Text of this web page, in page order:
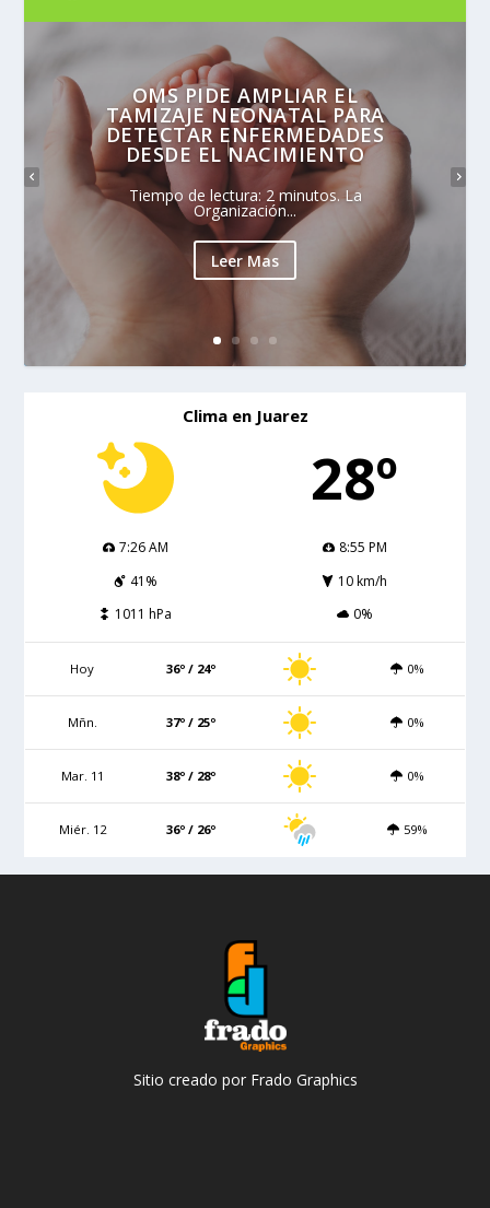
OMS PIDE AMPLIAR EL
TAMIZAJE NEONATAL PARA
DETECTAR ENFERMEDADES
DESDE EL NACIMIENTO
Tiempo de lectura: 2 minutos. La
Organización...
Leer Mas
Clima en Juarez
28º
7:26 AM
8:55 PM
41%
10 km/h
1011 hPa
0%
Hoy 36º / 24º 0%
Mñn. 37º / 25º 0%
Mar. 11 38º / 28º 0%
Miér. 12 36º / 26º 59%
Sitio creado por Frado Graphics